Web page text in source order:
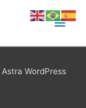
Astra WordPress